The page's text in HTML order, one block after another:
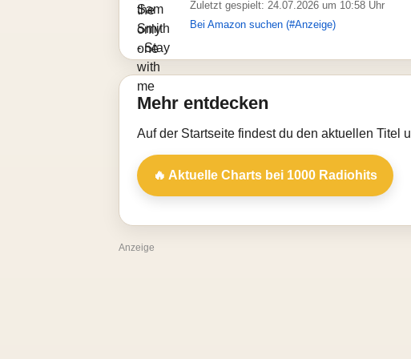
Zuletzt gespielt: 24.07.2026 um 10:58 Uhr
Bei Amazon suchen (#Anzeige)
Mehr entdecken
Auf der Startseite findest du den aktuellen Titel
🔥 Aktuelle Charts bei 1000 Radiohits
Anzeige